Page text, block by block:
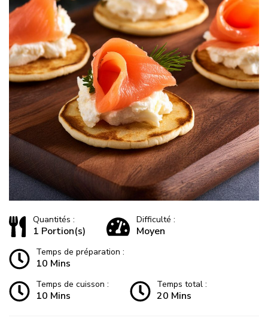
Quantités :
1 Portion(s)
Difficulté :
Moyen
Temps de préparation :
10 Mins
Temps de cuisson :
10 Mins
Temps total :
20 Mins